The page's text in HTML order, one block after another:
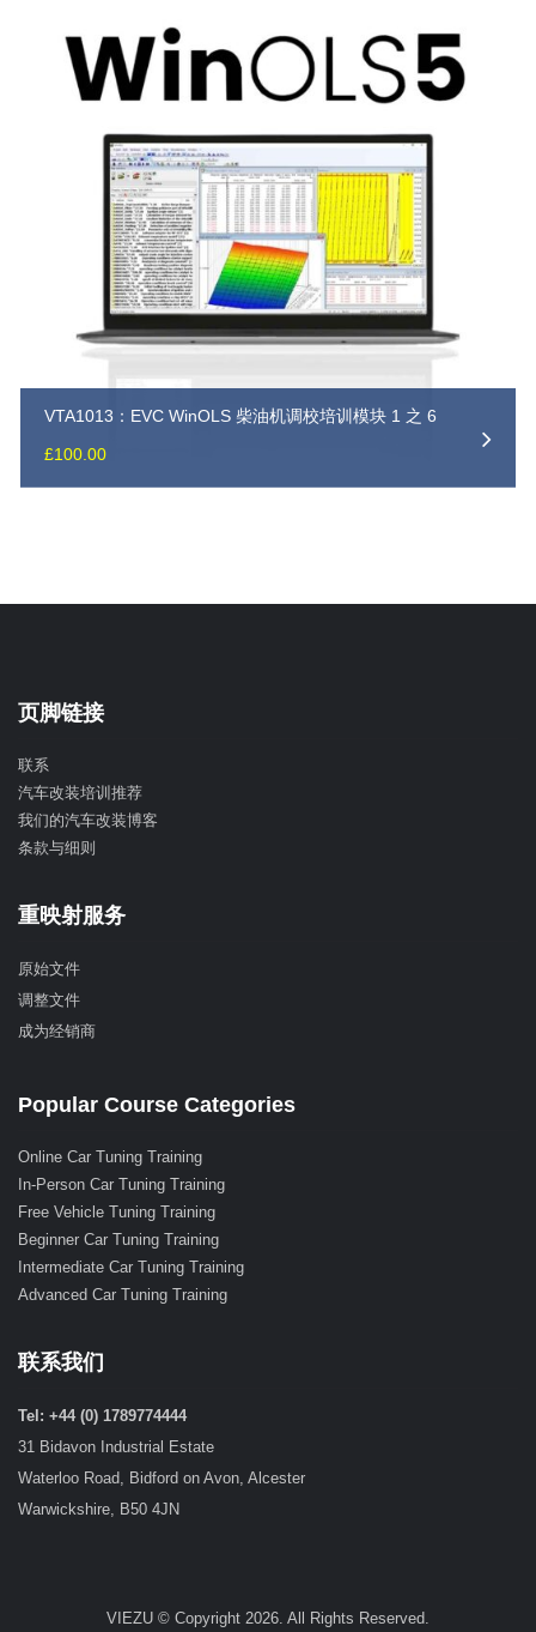
VTA1013：EVC WinOLS 柴油机调校培训模块 1 之 6
£100.00
页脚链接
联系
汽车改装培训推荐
我们的汽车改装博客
条款与细则
重映射服务
原始文件
调整文件
成为经销商
Popular Course Categories
Online Car Tuning Training
In-Person Car Tuning Training
Free Vehicle Tuning Training
Beginner Car Tuning Training
Intermediate Car Tuning Training
Advanced Car Tuning Training
联系我们
Tel: +44 (0) 1789774444
31 Bidavon Industrial Estate
Waterloo Road, Bidford on Avon, Alcester
Warwickshire, B50 4JN
VIEZU © Copyright 2026. All Rights Reserved.